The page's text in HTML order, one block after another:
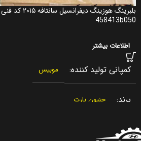
بلبرینگ هوزینگ دیفرانسیل سانتافه ۲۰۱۵ کد فنی
458413b050
اطلاعات بیشتر
کمپانی تولید کننده موبیس
برند جنیون پارت
کشور سازنده